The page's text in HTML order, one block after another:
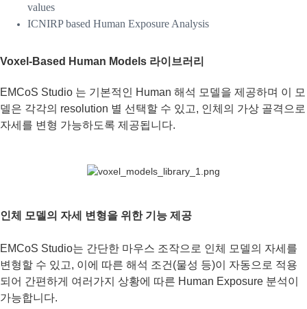
values
ICNIRP based Human Exposure Analysis
Voxel-Based Human Models 라이브러리
EMCoS Studio 는 기본적인 Human 해석 모델을 제공하며 이 모
델은 각각의 resolution 별 선택할 수 있고, 인체의 가상 골격으로
자세를 변형 가능하도록 제공됩니다.
인체 모델의 자세 변형을 위한 기능 제공
EMCoS Studio는 간단한 마우스 조작으로 인체 모델의 자세를
변형할 수 있고, 이에 따른 해석 조건(물성 등)이 자동으로 적용
되어 간편하게 여러가지 상황에 따른 Human Exposure 분석이
가능합니다.